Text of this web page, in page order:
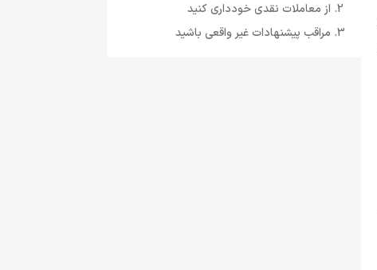
از معاملات نقدی خودداری کنید
مراقب پیشنهادات غیر واقعی باشید